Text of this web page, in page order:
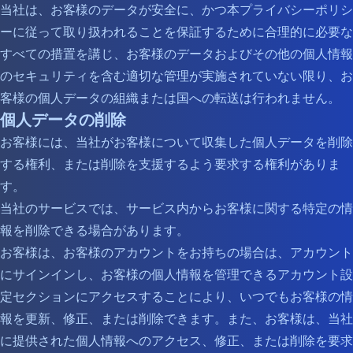
当社は、お客様のデータが安全に、かつ本プライバシーポリシ
ーに従って取り扱われることを保証するために合理的に必要な
すべての措置を講じ、お客様のデータおよびその他の個人情報
のセキュリティを含む適切な管理が実施されていない限り、お
客様の個人データの組織または国への転送は行われません。
個人データの削除
お客様には、当社がお客様について収集した個人データを削除
する権利、または削除を支援するよう要求する権利がありま
す。
当社のサービスでは、サービス内からお客様に関する特定の情
報を削除できる場合があります。
お客様は、お客様のアカウントをお持ちの場合は、アカウント
にサインインし、お客様の個人情報を管理できるアカウント設
定セクションにアクセスすることにより、いつでもお客様の情
報を更新、修正、または削除できます。また、お客様は、当社
に提供された個人情報へのアクセス、修正、または削除を要求